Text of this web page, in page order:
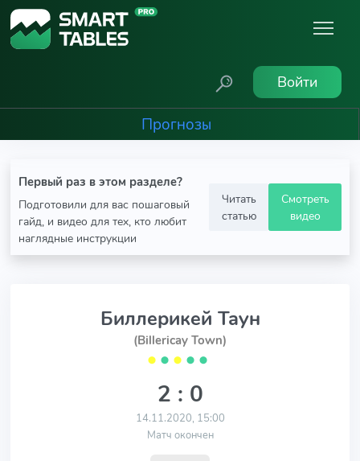
Войти
Прогнозы
Первый раз в этом разделе?
Подготовили для вас пошаговый
гайд, и видео для тех, кто любит
наглядные инструкции
Читать
статью
Смотреть
видео
Биллерикей Таун
(Billericay Town)
⬤ ⬤ ⬤ ⬤ ⬤
2 : 0
14.11.2020, 15:00
Матч окончен